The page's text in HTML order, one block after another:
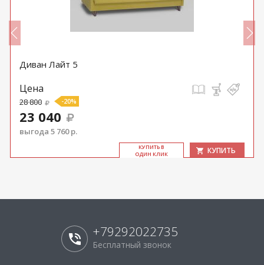
Диван Лайт 5
Цена
28 800 -20%
23 040
выгода 5 760 р.
КУ­ПИТЬ В
ОДИН КЛИК
КУПИТЬ
+79292022735
Бесплатный звонок